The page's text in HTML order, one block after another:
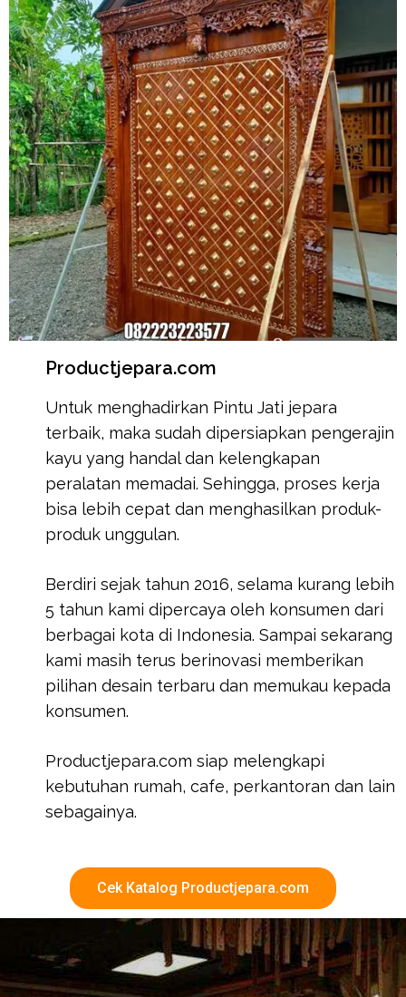
Productjepara.com
Untuk menghadirkan Pintu Jati jepara
terbaik, maka sudah dipersiapkan pengerajin
kayu yang handal dan kelengkapan
peralatan memadai. Sehingga, proses kerja
bisa lebih cepat dan menghasilkan produk-
produk unggulan.
Berdiri sejak tahun 2016, selama kurang lebih
5 tahun kami dipercaya oleh konsumen dari
berbagai kota di Indonesia. Sampai sekarang
kami masih terus berinovasi memberikan
pilihan desain terbaru dan memukau kepada
konsumen.
Productjepara.com siap melengkapi
kebutuhan rumah, cafe, perkantoran dan lain
sebagainya.
Cek Katalog Productjepara.com